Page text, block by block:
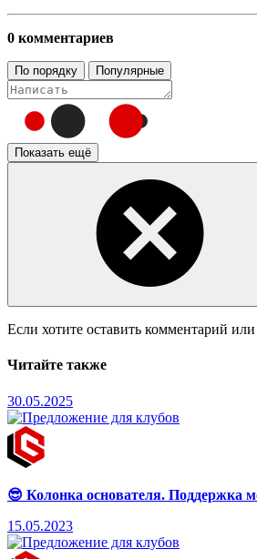
0 комментариев
По порядку Популярные
Показать ещё
Если хотите оставить комментарий или
Читайте также
30.05.2025
😎 Колонка основателя. Поддержка
15.05.2023